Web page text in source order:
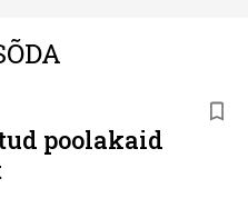
poolakaid